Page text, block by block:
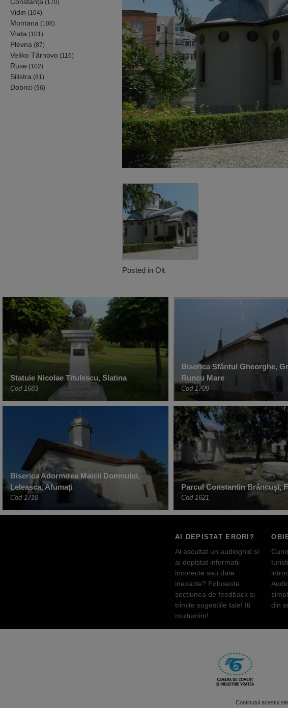
(170)
Vidin (104)
Montana (108)
Vrața (101)
Plevna (87)
Veliko Tărnovo (116)
Ruse (102)
Silistra (81)
Dobrici (96)
Posted in Olt
Statuie Nicolae Titulescu, Slatina
Cod 1683
Biserica Sfântul Gheorghe,
Runcu Mare
Cod 1709
Biserica Adormirea Maicii Domnului,
Leleasca, Afumați
Cod 1710
Parcul Constantin Brâncuși,
Cod 1621
AI DEPISTAT ERORI?
Ai ascultat un audioghid si
ai depistat informatii
incorecte sau date
inexacte? Foloseste
sectiunea de feedback si
trimite sugestiile tale! Iti
multumim!
din
Continutul acestui